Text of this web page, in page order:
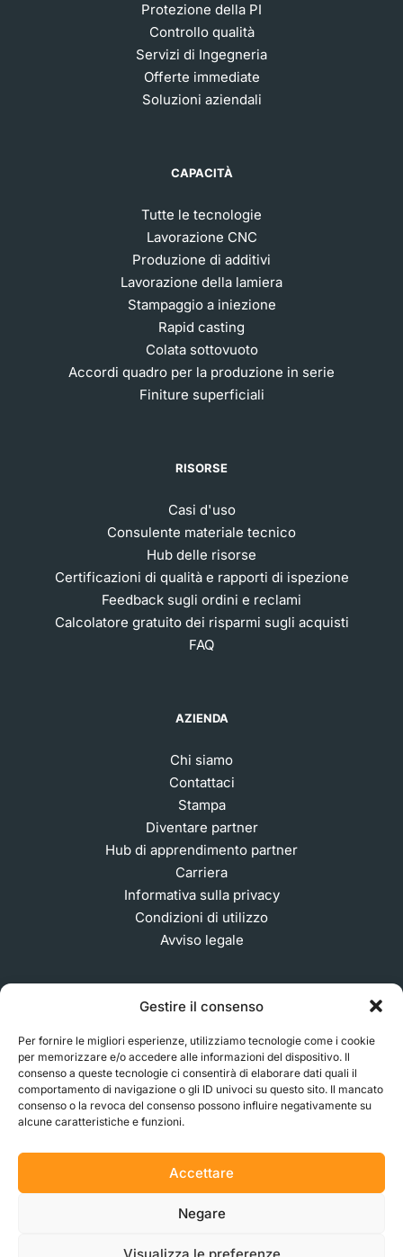
Gestire il consenso
Per fornire le migliori esperienze, utilizziamo tecnologie come i cookie
per memorizzare e/o accedere alle informazioni del dispositivo. Il
consenso a queste tecnologie ci consentirà di elaborare dati quali il
comportamento di navigazione o gli ID univoci su questo sito. Il mancato
consenso o la revoca del consenso possono influire negativamente su
alcune caratteristiche e funzioni.
Accettare
Negare
Visualizza le preferenze
Protezione della PI
Controllo qualità
Servizi di Ingegneria
Offerte immediate
Soluzioni aziendali
CAPACITÀ
Tutte le tecnologie
Lavorazione CNC
Produzione di additivi
Lavorazione della lamiera
Stampaggio a iniezione
Rapid casting
Colata sottovuoto
Accordi quadro per la produzione in serie
Finiture superficiali
RISORSE
Casi d'uso
Consulente materiale tecnico
Hub delle risorse
Certificazioni di qualità e rapporti di ispezione
Feedback sugli ordini e reclami
Calcolatore gratuito dei risparmi sugli acquisti
FAQ
AZIENDA
Chi siamo
Contattaci
Stampa
Diventare partner
Hub di apprendimento partner
Carriera
Informativa sulla privacy
Condizioni di utilizzo
Avviso legale
ISCRIVITI ALLA NOSTRA NEWSLETTER
© 2026 MakerVerse Greifswalder Straße 155, 10409
Berlino, Germania